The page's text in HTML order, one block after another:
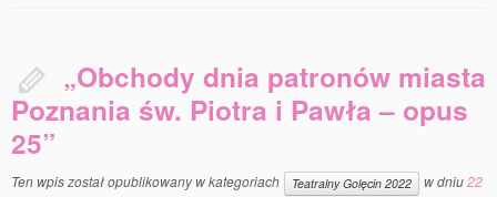
30 lat Galerii Sztuki w Mosinie
Miłość i Morze Śródziemne – Jarkowi Maszewskiemu
„Obchody dnia patronów miasta
Poznania św. Piotra i Pawła – opus
25”
Ten wpis został opublikowany w kategoriach Teatralny Golęcin 2022 w dniu22